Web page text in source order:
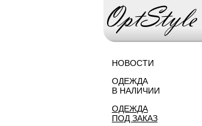
НОВОСТИ
ОДЕЖДА
В НАЛИЧИИ
ОДЕЖДА
ПОД ЗАКАЗ